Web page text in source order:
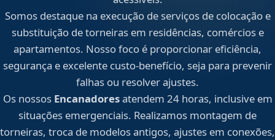
Somos destaque na execução de serviços de colocação e
substituição de torneiras em residências, comércios e
apartamentos. Nosso foco é proporcionar eficiência,
segurança e excelente custo-benefício, seja para prevenir
falhas ou resolver ajustes.
Os nossos Encanadoresatendem 24 horas, inclusive em
situações emergenciais. Realizamos montagem de
torneiras, troca de modelos antigos, ajustes em conexões,